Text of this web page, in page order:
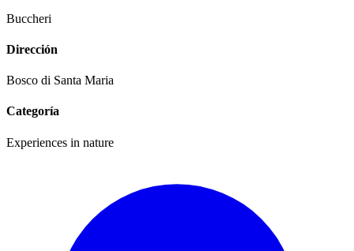
Buccheri
Dirección
Bosco di Santa Maria
Categoría
Experiences in nature